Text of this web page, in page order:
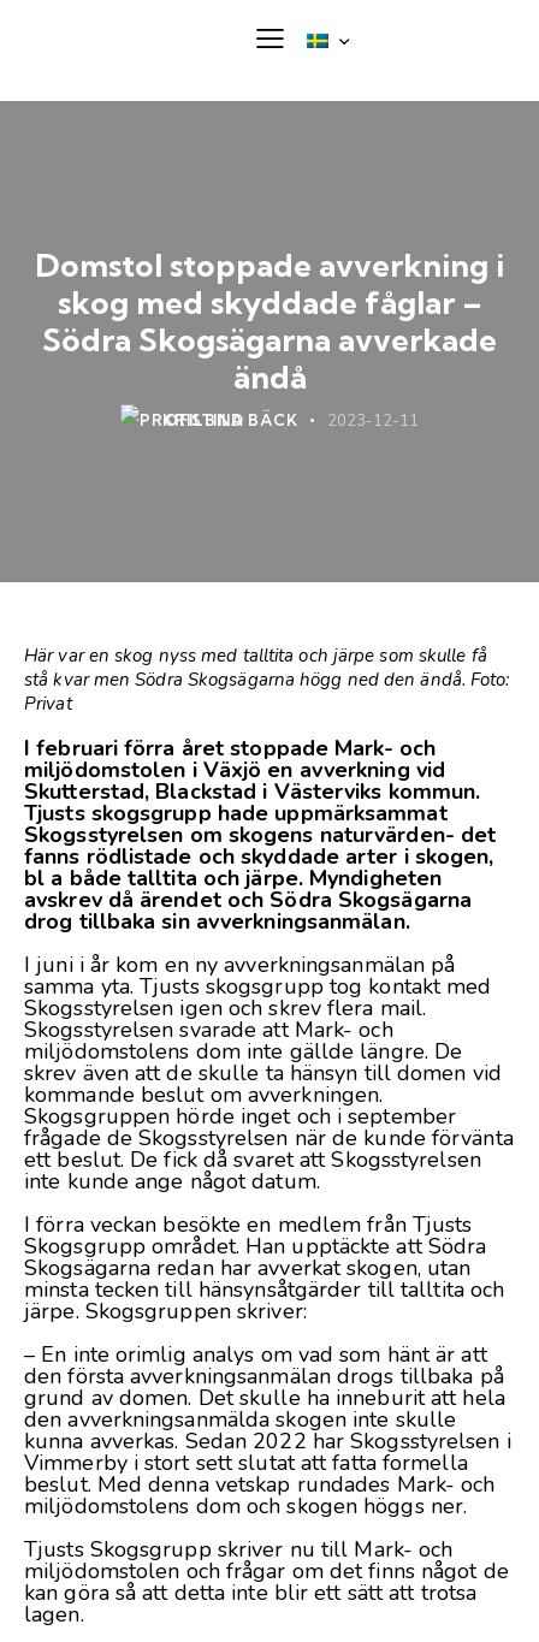
Domstol stoppade avverkning i
skog med skyddade fåglar –
Södra Skogsägarna avverkade
ändå
KRISTINA BÄCK 2023-12-11
Här var en skog nyss med talltita och järpe som skulle få
stå kvar men Södra Skogsägarna högg ned den ändå. Foto:
Privat
I februari förra året stoppade Mark- och
miljödomstolen i Växjö en avverkning vid
Skutterstad, Blackstad i Västerviks kommun.
Tjusts skogsgrupp hade uppmärksammat
Skogsstyrelsen om skogens naturvärden- det
fanns rödlistade och skyddade arter i skogen,
bl a både talltita och järpe. Myndigheten
avskrev då ärendet och Södra Skogsägarna
drog tillbaka sin avverkningsanmälan.
I juni i år kom en ny avverkningsanmälan på
samma yta. Tjusts skogsgrupp tog kontakt med
Skogsstyrelsen igen och skrev flera mail.
Skogsstyrelsen svarade att Mark- och
miljödomstolens dom inte gällde längre. De
skrev även att de skulle ta hänsyn till domen vid
kommande beslut om avverkningen.
Skogsgruppen hörde inget och i september
frågade de Skogsstyrelsen när de kunde förvänta
ett beslut. De fick då svaret att Skogsstyrelsen
inte kunde ange något datum.
I förra veckan besökte en medlem från Tjusts
Skogsgrupp området. Han upptäckte att Södra
Skogsägarna redan har avverkat skogen, utan
minsta tecken till hänsynsåtgärder till talltita och
järpe. Skogsgruppen skriver:
– En inte orimlig analys om vad som hänt är att
den första avverkningsanmälan drogs tillbaka på
grund av domen. Det skulle ha inneburit att hela
den avverkningsanmälda skogen inte skulle
kunna avverkas. Sedan 2022 har Skogsstyrelsen i
Vimmerby i stort sett slutat att fatta formella
beslut. Med denna vetskap rundades Mark- och
miljödomstolens dom och skogen höggs ner.
Tjusts Skogsgrupp skriver nu till Mark- och
miljödomstolen och frågar om det finns något de
kan göra så att detta inte blir ett sätt att trotsa
lagen.